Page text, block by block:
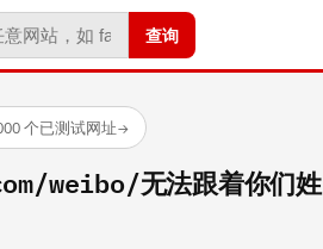
查询
个已测试网址→
weibo/无法跟着你们姓